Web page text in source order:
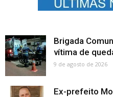
Brigada
vítima de
9 de agosto de 2026
Ex-prefeito